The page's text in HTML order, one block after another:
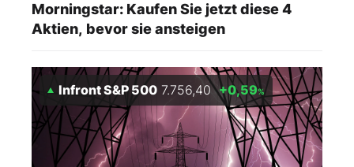
Morningstar: Kaufen Sie jetzt diese 4
Aktien, bevor sie ansteigen
Infront S&P 500 7.756,40 +0,59%